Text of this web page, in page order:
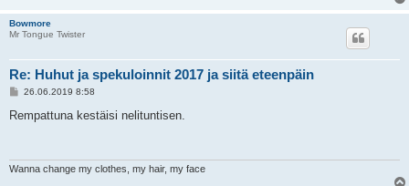
Bowmore
Mr Tongue Twister
Re: Huhut ja spekuloinnit 2017 ja siitä eteenpäin
V
e
26.06.2019 8:58
Rempattuna kestäisi nelituntisen.
Wanna change my clothes, my hair, my face